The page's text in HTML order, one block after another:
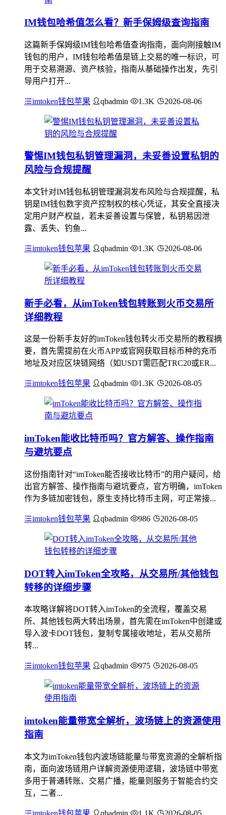
IM钱包哈希值怎么看？新手保姆级查询指南
这篇新手保姆级IM钱包哈希值查询指南，面向刚接触IM
钱包的用户，IM钱包哈希值是链上交易的唯一标识，可
用于交易溯源、资产核验，指南从基础操作出发，先引
导用户打开...
imtoken钱包苹果 qbadmin 1.3K 2026-08-06
警惕IM钱包私钥管理漏洞，未妥善设置私钥的
风险与合规提醒
本文针对IM钱包私钥管理漏洞发布风险与合规提醒，私
钥是IM钱包数字资产控制权的核心凭证，其安全直接决
定用户财产权益，若未妥善设置与保管，私钥易因泄
露、丢失、钓鱼...
imtoken钱包苹果 qbadmin 1.3K 2026-08-06
新手必看，从imToken钱包转账到火币交易所
详细教程
这是一份新手友好的imToken钱包转火币交易所的教程摘
要，首先需提前在火币APP或官网获取目标币种的充币
地址及对应区块链网络（如USDT需匹配TRC20或ER...
imtoken钱包苹果 qbadmin 1.3K 2026-08-05
imToken能收比特币吗？官方解答、操作指南
与避坑要点
这份指南针对“imToken能否接收比特币”的用户疑问，给
出官方解答、操作指南与避坑要点，官方明确，imToken
作为多链加密钱包，原生支持比特币主网，可正常接...
imtoken钱包苹果 qbadmin 986 2026-08-05
DOT转入imToken全攻略，从交易所/其他钱包
转移的详细步骤
本攻略详解将DOT转入imToken的全流程，覆盖交易
所、其他钱包两大转出场景，首先需在imToken中创建或
导入波卡DOT钱包，复制专属接收地址，若从交易所
转...
imtoken钱包苹果 qbadmin 975 2026-08-05
imtoken能量带宽全解析，波场链上的资源使用
指南
本文为imToken钱包内波场链能量与带宽资源的全解析指
南，面向波场链用户详解资源使用逻辑，波场链中带宽
多用于普通转账、交易广播，能量则服务于智能合约交
互，二者...
imtoken钱包苹果 qbadmin 1.1K 2026-08-05